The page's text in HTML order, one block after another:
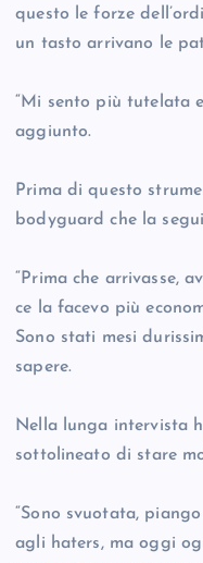
questo le forze
un tasto arrivano le
“Mi sento più tutelata
aggiunto.
Prima di questo
bodyguard che la
“Prima che arrivasse,
ce la facevo più
Sono stati mesi
sapere.
Nella lunga intervista
sottolineato di stare
“Sono svuotata,
agli haters, ma oggi